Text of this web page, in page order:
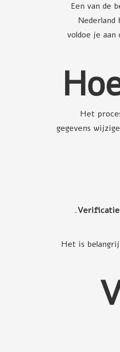
Een van de
voldoe je
Het
gegevens
Het is